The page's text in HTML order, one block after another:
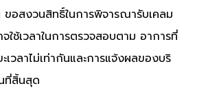
ขอสงวนสิทธิ์ในการพิจารณารับเคลม
จใช้เวลาในการตรวจสอบตาม อาการที่
เวลาไม่เท่ากันและการแจ้งผลของบริ
ที่สิ้นสุด